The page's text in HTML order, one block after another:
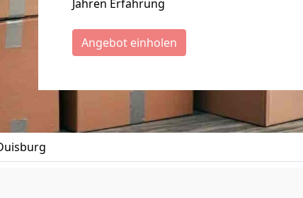
Jahren Erfahrung
Angebot einholen